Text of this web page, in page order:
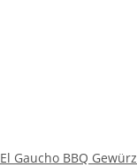
El Gaucho BBQ